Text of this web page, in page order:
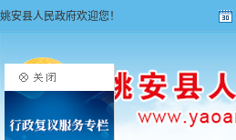
姚安县人民政府欢迎您！